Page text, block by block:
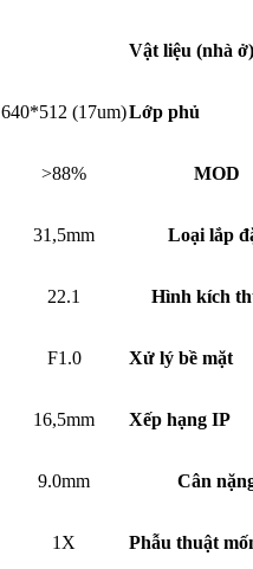
Vật liệu (nhà ở)
640*512 (17um)Lớp phủ
>88% MOD
31,5mm Loại lắp
22.1 Hình kích
F1.0 Xử lý bề mặt
16,5mm Xếp hạng IP
9.0mm Cân
1X Phẫu thuật